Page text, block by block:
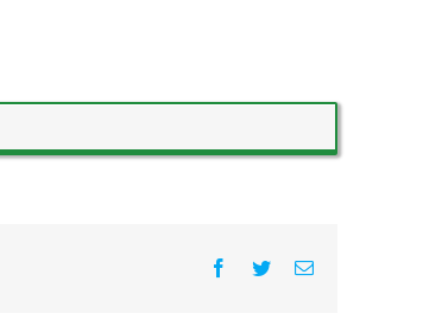
Facebook
Twitter電